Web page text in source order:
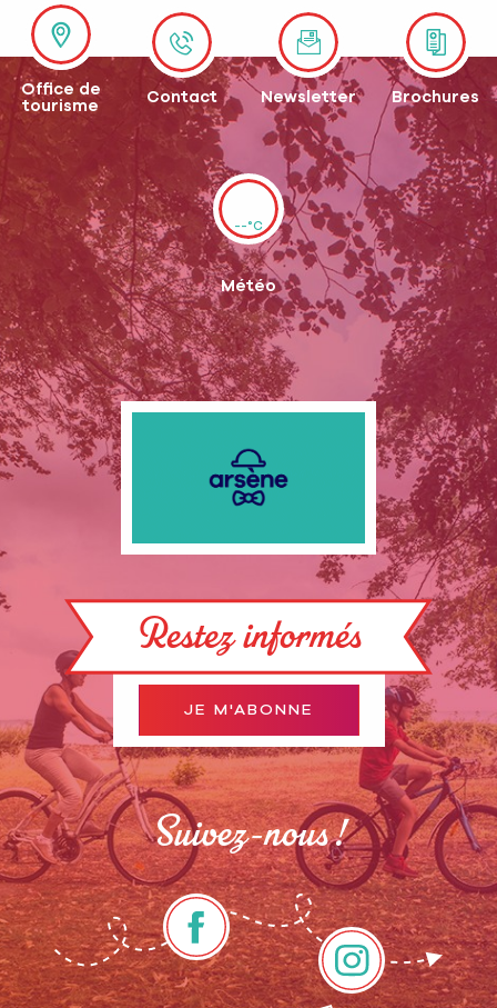
Office de
tourisme
Contact Newsletter Brochures
--°C
Météo
Restez informés
JE M'ABONNE
Suivez-nous !